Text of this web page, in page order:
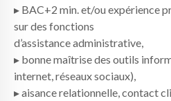
▸ BAC+2 min. et/ou expérience
sur des fonctions
d’assistance administrative,
▸ bonne maîtrise des outils
internet, réseaux sociaux),
▸ aisance relationnelle, contact